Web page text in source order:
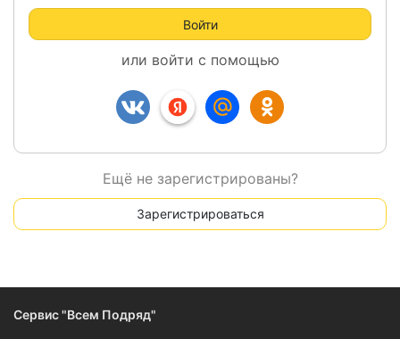
Войти
или войти с помощью
Ещё не зарегистрированы?
Зарегистрироваться
Сервис "Всем Подряд"